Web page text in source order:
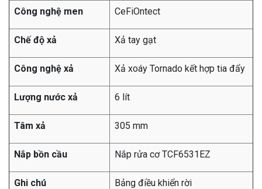
Công nghệ men CeFiOntect
Chế độ xả Xả tay gạt
Công nghệ xả Xả xoáy Tornado kết hợp tia đẩy
Lượng nước xả 6 lít
Tâm xả 305 mm
Nắp bồn cầu Nắp rửa cơ TCF6531EZ
Ghi chú Bảng điều khiển rời